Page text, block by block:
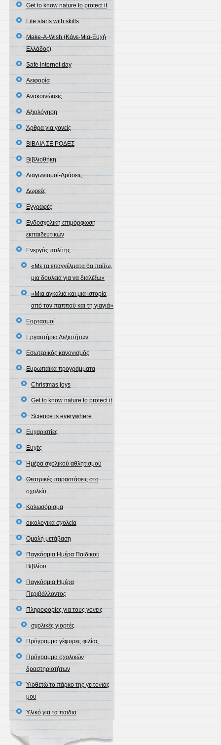
Get to know nature to protect it
Life starts with skills
Make-A-Wish (Κάνε-Μια-Ευχή
Ελλάδος)
Safe internet day
Αειφορία
Ανακοινώσεις
Αξιολόγηση
Άρθρα για γονείς
ΒΙΒΛΙΑ ΣΕ ΡΟΔΕΣ
Βιβλιοθήκη
Διαγωνισμοί-Δράσεις
Δωρεές
Εγγραφές
Ενδοσχολική επιμόρφωση
εκπαιδευτικών
Ενεργός πολίτης
«Με τα επαγγέλματα θα παίξω,
μια δουλειά για να διαλέξω»
«Μια αγκαλιά και μια ιστορία
από τον παππού και τη γιαγιά»
Εορτασμοί
Εργαστήρια Δεξιοτήτων
Εσωτερικός κανονισμός
Ευρωπαϊκά προγράμματα
Christmas joys
Get to know nature to protect it
Science is everywhere
Ευχαριστίες
Ευχές
Ημέρα σχολικού αθλητισμού
Θεατρικές παραστάσεις στο
σχολείο
Καλωσόρισμα
οικολογικά σχολεία
Ομαλή μετάβαση
Παγκόσμια Ημέρα Παιδικού
Βιβλίου
Παγκόσμια Ημέρα
Περιβάλλοντος
Πληροφορίες για τους γονείς
σχολικές γιορτές
Πρόγραμμα γέφυρες φιλίας
Πρόγραμμα σχολικών
δραστηριοτήτων
Υιοθετώ το πάρκο της γειτονιάς
μου
Υλικό για τα παιδια